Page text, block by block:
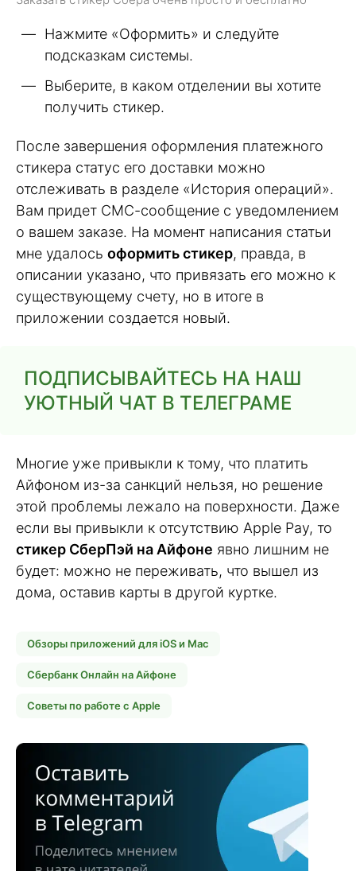
Нажмите «Оформить» и следуйте
подсказкам системы.
Выберите, в каком отделении вы хотите
получить стикер.
После завершения оформления платежного
стикера статус его доставки можно
отслеживать в разделе «История операций».
Вам придет СМС-сообщение с уведомлением
о вашем заказе. На момент написания статьи
мне удалось оформить стикер, правда, в
описании указано, что привязать его можно к
существующему счету, но в итоге в
приложении создается новый.
ПОДПИСЫВАЙТЕСЬ НА НАШ
УЮТНЫЙ ЧАТ В ТЕЛЕГРАМЕ
Многие уже привыкли к тому, что платить
Айфоном из-за санкций нельзя, но решение
этой проблемы лежало на поверхности. Даже
если вы привыкли к отсутствию Apple Pay, то
стикер СберПэй на Айфоне явно лишним не
будет: можно не переживать, что вышел из
дома, оставив карты в другой куртке.
Обзоры приложений для iOS и Mac
Сбербанк Онлайн на Айфоне
Советы по работе с Apple